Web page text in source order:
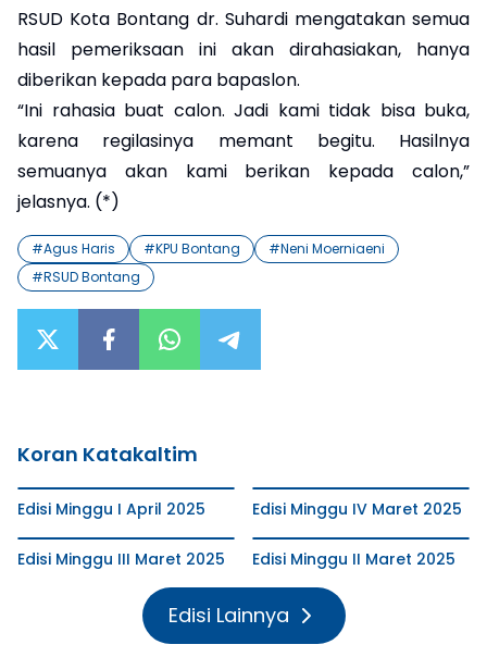
RSUD Kota Bontang dr. Suhardi mengatakan semua
hasil pemeriksaan ini akan dirahasiakan, hanya
diberikan kepada para bapaslon.
“Ini rahasia buat calon. Jadi kami tidak bisa buka,
karena regilasinya memant begitu. Hasilnya
semuanya akan kami berikan kepada calon,”
jelasnya. (*)
#Agus Haris #KPU Bontang #Neni Moerniaeni
#RSUD Bontang
Koran Katakaltim
Edisi Minggu I April 2025 Edisi Minggu IV Maret 2025
Edisi Minggu III Maret 2025 Edisi Minggu II Maret 2025
Edisi Lainnya